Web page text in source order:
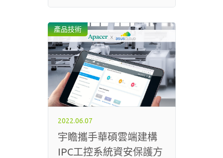
產品技術
2022.06.07
宇瞻攜手華碩雲端建構
IPC工控系統資安保護方